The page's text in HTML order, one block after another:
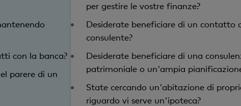
con la banca?
parere di un
per gestire le vostre finanze?
Desiderate beneficiare di un contatto
consulente?
Desiderate beneficiare di una
patrimoniale o un'ampia
State cercando un'abitazione di
riguardo vi serve un'ipoteca?